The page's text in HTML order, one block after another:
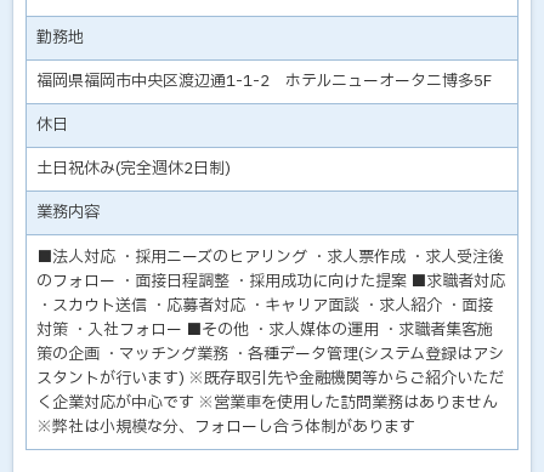
勤務地
福岡県福岡市中央区渡辺通1-1-2 ホテルニューオータニ博多5F
休日
土日祝休み(完全週休2日制)
業務内容
■法人対応 ・採用ニーズのヒアリング ・求人票作成 ・求人受注後
のフォロー ・面接日程調整 ・採用成功に向けた提案 ■求職者対応
・スカウト送信 ・応募者対応 ・キャリア面談 ・求人紹介 ・面接
対策 ・入社フォロー ■その他 ・求人媒体の運用 ・求職者集客施
策の企画 ・マッチング業務 ・各種データ管理(システム登録はアシ
スタントが行います) ※既存取引先や金融機関等からご紹介いただ
く企業対応が中心です ※営業車を使用した訪問業務はありません
※弊社は小規模な分、フォローし合う体制があります